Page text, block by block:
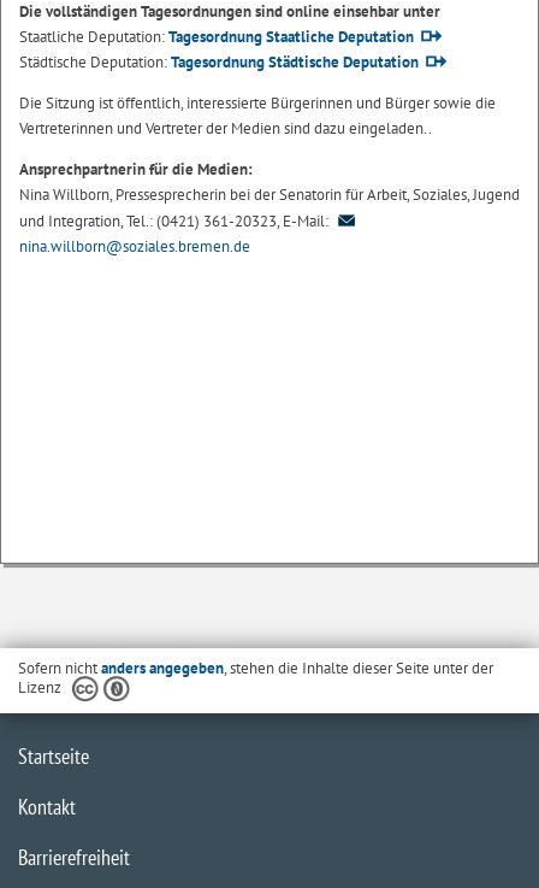
Die vollständigen Tagesordnungen sind online einsehbar unter
Staatliche Deputation:Tagesordnung Staatliche Deputation
Städtische Deputation:Tagesordnung Städtische Deputation
Die Sitzung ist öffentlich, interessierte Bürgerinnen und Bürger sowie die
Vertreterinnen und Vertreter der Medien sind dazu eingeladen..
Ansprechpartnerin für die Medien:
Nina Willborn, Pressesprecherin bei der Senatorin für Arbeit, Soziales, Jugend
und Integration, Tel.: (0421) 361-20323, E-Mail:
nina.willborn@soziales.bremen.de
Sofern nichtanders angegeben, stehen die Inhalte dieser Seite unter der
Lizenz
Startseite
Kontakt
Barrierefreiheit